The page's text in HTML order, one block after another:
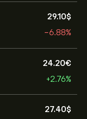
29.10‎$‎
-6.88%
24.20‎€‎
+2.76%
27.40‎$‎